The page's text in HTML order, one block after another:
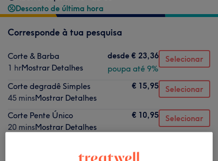
Desconto de última hora
Corresponde à tua pesquisa
Corte & Barba
1 hrMostrar Detalhes
desde € 23,36
poupa até 9%
Selecionar
Corte degradê Simples
45 minsMostrar Detalhes
€ 15,95 Selecionar
Corte Pente Único
20 minsMostrar Detalhes
€ 10,95 Selecionar
Não é o que estavas à procura?